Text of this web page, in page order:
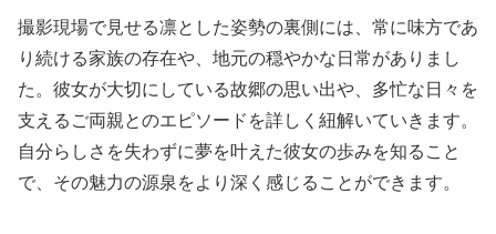
撮影現場で見せる凛とした姿勢の裏側には、常に味方であ
り続ける家族の存在や、地元の穏やかな日常がありまし
た。彼女が大切にしている故郷の思い出や、多忙な日々を
支えるご両親とのエピソードを詳しく紐解いていきます。
自分らしさを失わずに夢を叶えた彼女の歩みを知ること
で、その魅力の源泉をより深く感じることができます。